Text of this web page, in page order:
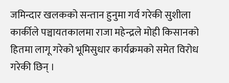
जमिन्दार खलकको सन्तान हुनुमा गर्व गरेकी सुशीला
कार्कीले पञ्चायतकालमा राजा महेन्द्रले मोही किसानको
हितमा लागू गरेको भूमिसुधार कार्यक्रमको समेत विरोध
गरेकी छिन् ।